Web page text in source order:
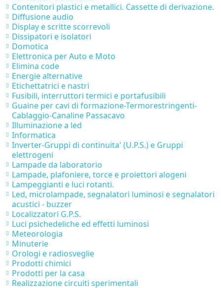
Contenitori plastici e metallici. Cassette di derivazione.
Diffusione audio
Display e scritte scorrevoli
Dissipatori e isolatori
Domotica
Elettronica per Auto e Moto
Elimina code
Energie alternative
Etichettatrici e nastri
Fusibili, interruttori termici e portafusibili
Guaine per cavi di formazione-Termorestringenti-
Cablaggio-Canaline Passacavo
Illuminazione a led
Informatica
Inverter-Gruppi di continuita' (U.P.S.) e Gruppi
elettrogeni
Lampade da laboratorio
Lampade, plafoniere, torce e proiettori alogeni
Lampeggianti e luci rotanti.
Led, microlampade, segnalatori luminosi e segnalatori
acustici - buzzer
Localizzatori G.P.S.
Luci psichedeliche ed effetti luminosi
Meteorologia
Minuterie
Orologi e radiosveglie
Prodotti chimici
Prodotti per la casa
Realizzazione circuiti sperimentali